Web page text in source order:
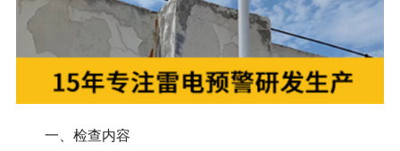
一、检查内容